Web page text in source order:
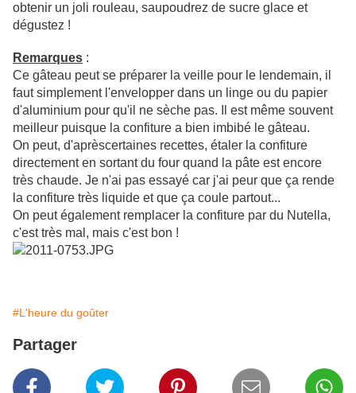
obtenir un joli rouleau, saupoudrez de sucre glace et
dégustez !
Remarques :
Ce gâteau peut se préparer la veille pour le lendemain, il
faut simplement l'envelopper dans un linge ou du papier
d'aluminium pour qu'il ne sèche pas. Il est même souvent
meilleur puisque la confiture a bien imbibé le gâteau.
On peut, d'aprèscertaines recettes, étaler la confiture
directement en sortant du four quand la pâte est encore
très chaude. Je n'ai pas essayé car j'ai peur que ça rende
la confiture très liquide et que ça coule partout...
On peut également remplacer la confiture par du Nutella,
c'est très mal, mais c'est bon !
#L'heure du goûter
Partager